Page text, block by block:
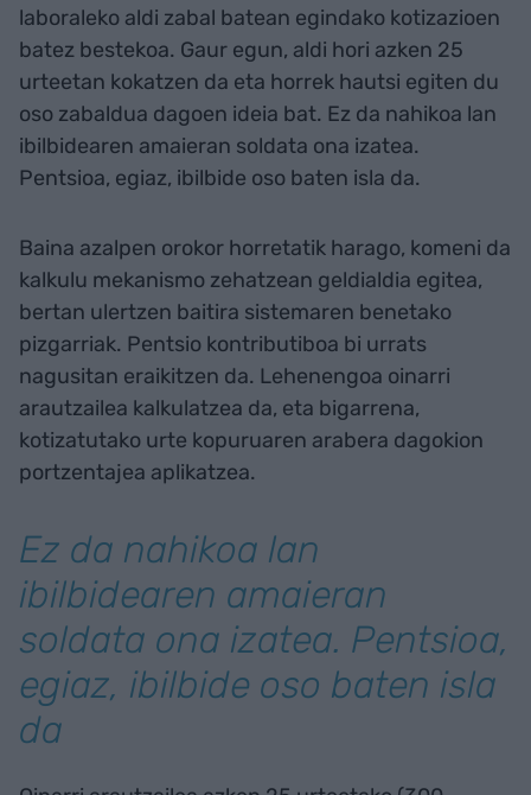
laboraleko aldi zabal batean egindako kotizazioen
batez bestekoa. Gaur egun, aldi hori azken 25
urteetan kokatzen da eta horrek hautsi egiten du
oso zabaldua dagoen ideia bat. Ez da nahikoa lan
ibilbidearen amaieran soldata ona izatea.
Pentsioa, egiaz, ibilbide oso baten isla da.
Baina azalpen orokor horretatik harago, komeni da
kalkulu mekanismo zehatzean geldialdia egitea,
bertan ulertzen baitira sistemaren benetako
pizgarriak. Pentsio kontributiboa bi urrats
nagusitan eraikitzen da. Lehenengoa oinarri
arautzailea kalkulatzea da, eta bigarrena,
kotizatutako urte kopuruaren arabera dagokion
portzentajea aplikatzea.
Ez da nahikoa lan
ibilbidearen amaieran
soldata ona izatea. Pentsioa,
egiaz, ibilbide oso baten isla
da